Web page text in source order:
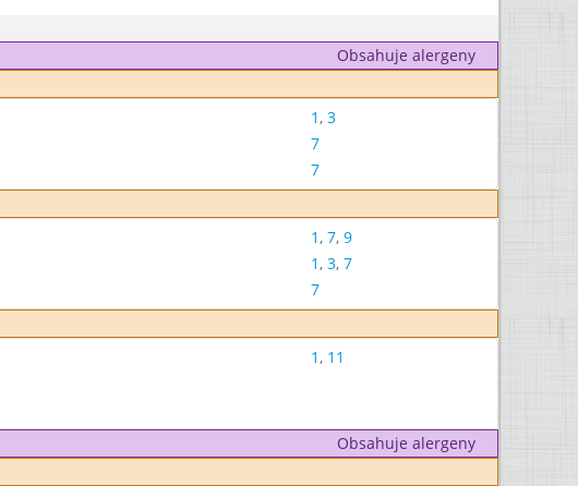
Obsahuje alergeny
1, 3
7
7
1, 7, 9
1, 3, 7
7
1, 11
Obsahuje alergeny